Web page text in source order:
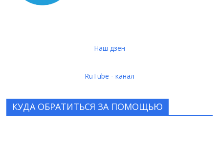
Наш дзен
RuTube - канал
КУДА ОБРАТИТЬСЯ ЗА ПОМОЩЬЮ